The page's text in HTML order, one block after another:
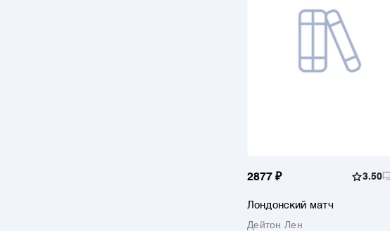
2877 ₽ 3.50
Лондонский матч
Дейтон Лен